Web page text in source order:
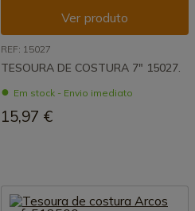
Ver produto
REF: 15027
TESOURA DE COSTURA 7" 15027.
Em stock - Envio imediato
15,97 €